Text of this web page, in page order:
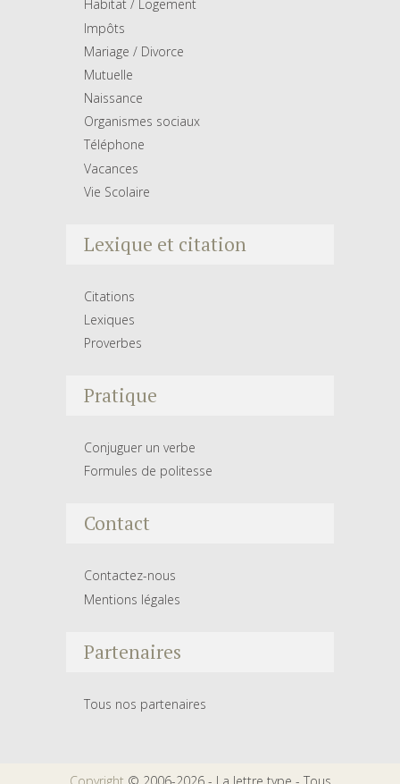
Habitat / Logement
Impôts
Mariage / Divorce
Mutuelle
Naissance
Organismes sociaux
Téléphone
Vacances
Vie Scolaire
Lexique et citation
Citations
Lexiques
Proverbes
Pratique
Conjuguer un verbe
Formules de politesse
Contact
Contactez-nous
Mentions légales
Partenaires
Tous nos partenaires
Copyright © 2006-2026 - La lettre type - Tous